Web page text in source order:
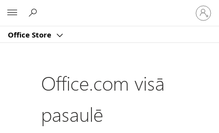
Office Store
savā
kontā
Office.com visā
pasaulē